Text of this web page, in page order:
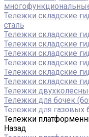
Тележки складские
сталь
Тележки складские
Тележки складские
Тележки складские
Тележки складские
Тележки складские
Тележки складские
Тележки
Тележки для бочек
Тележки для газовых
Тележки
Назад